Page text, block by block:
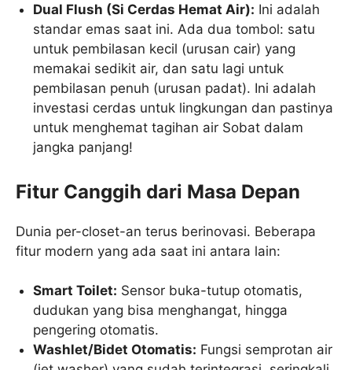
Dual Flush (Si Cerdas Hemat Air): Ini adalah
standar emas saat ini. Ada dua tombol: satu
untuk pembilasan kecil (urusan cair) yang
memakai sedikit air, dan satu lagi untuk
pembilasan penuh (urusan padat). Ini adalah
investasi cerdas untuk lingkungan dan pastinya
untuk menghemat tagihan air Sobat dalam
jangka panjang!
Fitur Canggih dari Masa Depan
Dunia per-closet-an terus berinovasi. Beberapa
fitur modern yang ada saat ini antara lain:
Smart Toilet: Sensor buka-tutup otomatis,
dudukan yang bisa menghangat, hingga
pengering otomatis.
Washlet/Bidet Otomatis: Fungsi semprotan air